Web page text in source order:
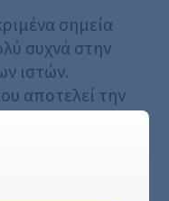
σημεία
συχνά στην
ιστών.
αποτελεί την
με το
μετά